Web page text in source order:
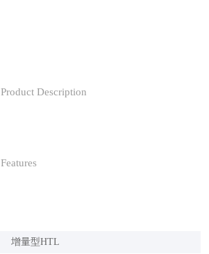
Product Description
Features
增量型HTL